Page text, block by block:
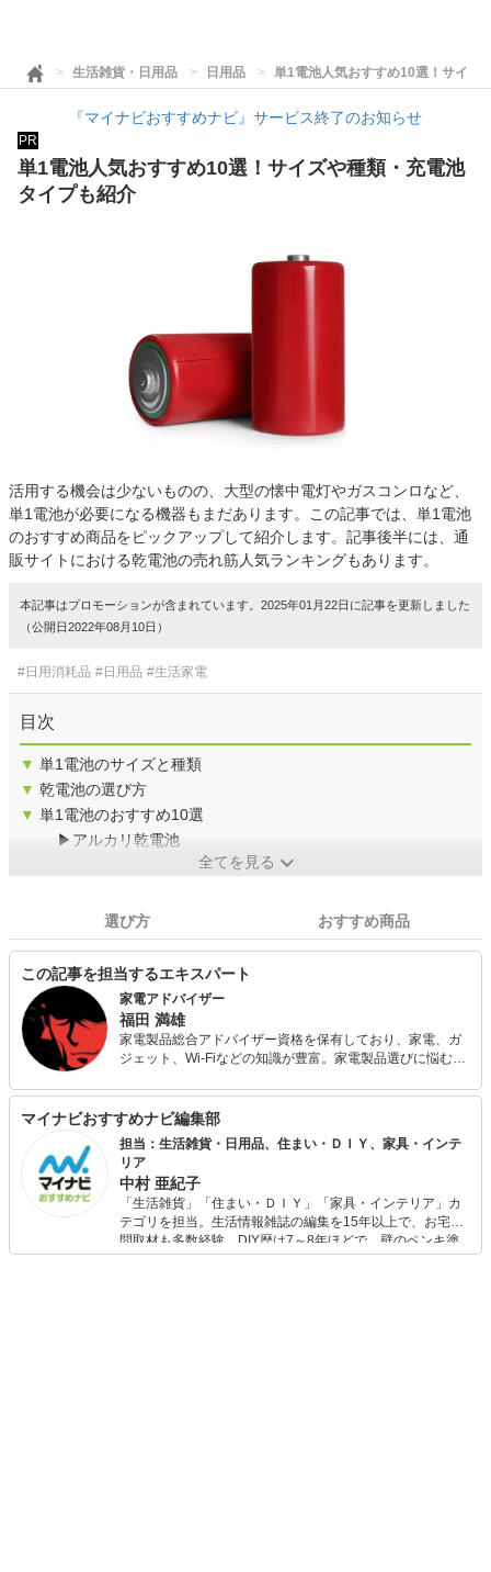
生活雑貨・日用品 日用品 単1電池人気おすすめ10選！サイズ
『マイナビおすすめナビ』サービス終了のお知らせ
PR
単1電池人気おすすめ10選！サイズや種類・充電池
タイプも紹介
活用する機会は少ないものの、大型の懐中電灯やガスコンロなど、
単1電池が必要になる機器もまだあります。この記事では、単1電池
のおすすめ商品をピックアップして紹介します。記事後半には、通
販サイトにおける乾電池の売れ筋人気ランキングもあります。
本記事はプロモーションが含まれています。2025年01月22日に記事を更新しました
（公開日2022年08月10日）
#日用消耗品 #日用品 #生活家電
目次
▼ 単1電池のサイズと種類
▼ 乾電池の選び方
▼ 単1電池のおすすめ10選
▶アルカリ乾電池
全てを見る
選び方 おすすめ商品
この記事を担当するエキスパート
家電アドバイザー
福田 満雄
家電製品総合アドバイザー資格を保有しており、家電、ガ
ジェット、Wi-Fiなどの知識が豊富。家電製品選びに悩む方
る。冷蔵庫から最新スマホやガジェットまで、多彩な家電
製品の情報に精通。
マイナビおすすめナビ編集部
担当：生活雑貨・日用品、住まい・ＤＩＹ、家具・インテ
リア
中村 亜紀子
「生活雑貨」「住まい・ＤＩＹ」「家具・インテリア」カ
テゴリを担当。生活情報雑誌の編集を15年以上で、お宅訪
問取材も多数経験。DIY歴は7～8年ほどで、壁のペンキ塗
りや壁紙チェンジなどもチャレンジ済み。初心者でもモノ